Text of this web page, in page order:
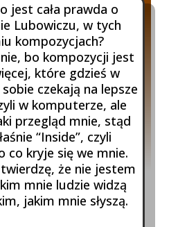
jest cała prawda o
Lubowiczu, w tych
kompozycjach?
nie, bo kompozycji jest
które gdzieś w
czekają na lepsze
w komputerze, ale
przegląd mnie, stąd
“Inside”, czyli
co kryje się we mnie.
twierdzę, że nie jestem
mnie ludzie widzą
jakim mnie słyszą.